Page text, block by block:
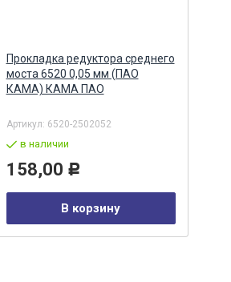
Прокладка редуктора среднего
моста 6520 0,05 мм (ПАО
КАМА) КАМА ПАО
Артикул: 6520-2502052
в наличии
158,00 Р
В корзину